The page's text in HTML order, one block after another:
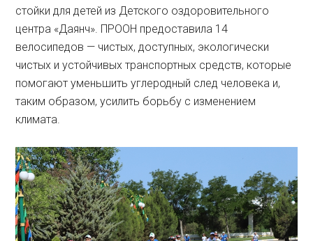
стойки для детей из Детского оздоровительного
центра «Даянч». ПРООН предоставила 14
велосипедов — чистых, доступных, экологически
чистых и устойчивых транспортных средств, которые
помогают уменьшить углеродный след человека и,
таким образом, усилить борьбу с изменением
климата.